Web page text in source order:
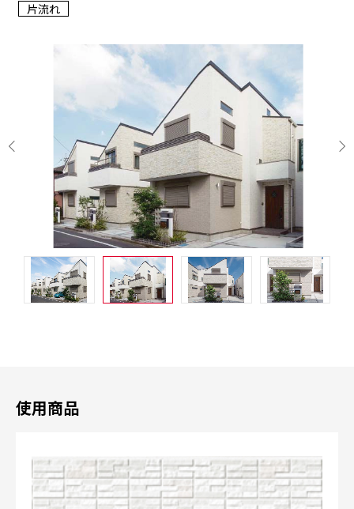
片流れ
使用商品